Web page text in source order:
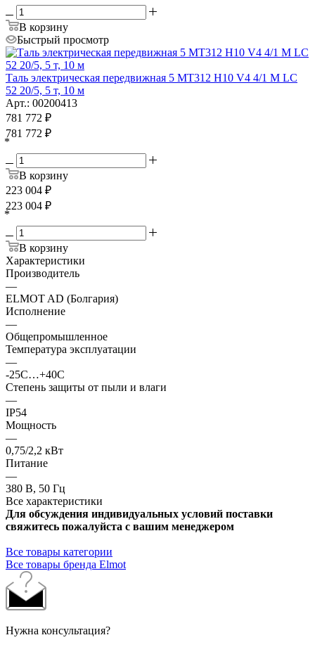
В корзину
Быстрый просмотр
Таль электрическая передвижная 5 MT312 H10 V4 4/1 M LC
52 20/5, 5 т, 10 м
Арт.: 00200413
781 772 ₽
781 772 ₽
*
В корзину
223 004 ₽
223 004 ₽
*
В корзину
Характеристики
Производитель
—
ELMOT AD (Болгария)
Исполнение
—
Общепромышленное
Температура эксплуатации
—
-25С…+40С
Степень защиты от пыли и влаги
—
IP54
Мощность
—
0,75/2,2 кВт
Питание
—
380 В, 50 Гц
Все характеристики
Для обсуждения индивидуальных условий поставки
свяжитесь пожалуйста с вашим менеджером
Все товары категории
Все товары бренда Elmot
Нужна консультация?